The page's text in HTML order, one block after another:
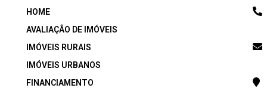
HOME
AVALIAÇÃO DE IMÓVEIS
IMÓVEIS RURAIS
IMÓVEIS URBANOS
FINANCIAMENTO